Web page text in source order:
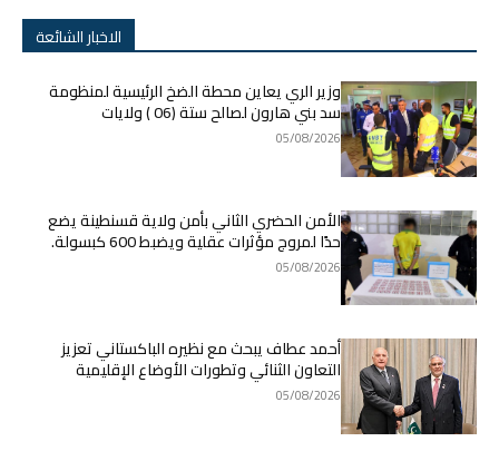
الاخبار الشائعة
وزير الري يعاين محطة الضخ الرئيسية لمنظومة
سد بني هارون لصالح ستة (06 ) ولايات
05/08/2026
الأمن الحضري الثاني بأمن ولاية قسنطينة يضع
حدًا لمروج مؤثرات عقلية ويضبط 600 كبسولة.
05/08/2026
أحمد عطاف يبحث مع نظيره الباكستاني تعزيز
التعاون الثنائي وتطورات الأوضاع الإقليمية
05/08/2026